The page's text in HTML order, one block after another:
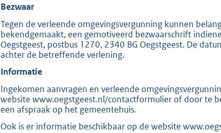
K
b
Bezwaar
Tegen de verleende omgevingsvergunning kunnen
bekendgemaakt, een gemotiveerd bezwaarschrift
Oegstgeest, postbus 1270, 2340 BG Oegstgeest. De
achter de betreffende verlening.
Informatie
Ingekomen aanvragen en verleende
website www.oegstgeest.nl/contactformulier of door te
een afspraak op het gemeentehuis.
Ook is er informatie beschikbaar op de website